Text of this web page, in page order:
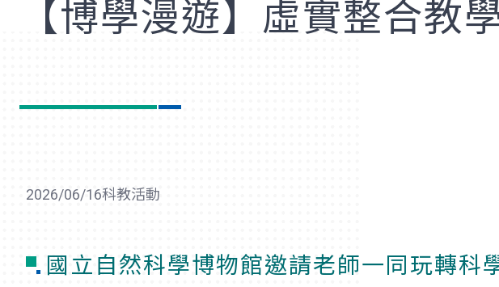
【博學漫遊】虛實整合教
2026/06/16科教活動
國立自然科學博物館邀請老師一同玩轉科